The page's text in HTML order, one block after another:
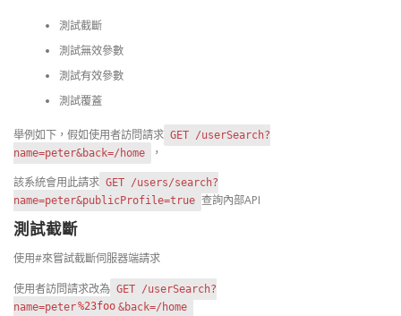
測試截斷
測試無效參數
測試有效參數
測試覆蓋
舉例如下，假如使用者訪問請求 GET /userSearch?
name=peter&back=/home
，
該系統會用此請求 GET /users/search?
name=peter&publicProfile=true 查詢內部API
測試截斷
使用#來嘗試截斷伺服器端請求
使用者訪問請求改為 GET /userSearch?
name=peter%23foo &back=/home